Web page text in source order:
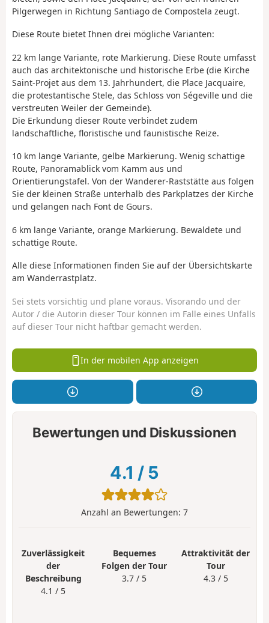
Pilgerwegen in Richtung Santiago de Compostela zeugt.
Diese Route bietet Ihnen drei mögliche Varianten:
22 km lange Variante, rote Markierung. Diese Route umfasst
auch das architektonische und historische Erbe (die Kirche
Saint-Projet aus dem 13. Jahrhundert, die Place Jacquaire,
die protestantische Stele, das Schloss von Ségeville und die
verstreuten Weiler der Gemeinde).
Die Erkundung dieser Route verbindet zudem
landschaftliche, floristische und faunistische Reize.
10 km lange Variante, gelbe Markierung. Wenig schattige
Route, Panoramablick vom Kamm aus und
Orientierungstafel. Von der Wanderer-Raststätte aus folgen
Sie der kleinen Straße unterhalb des Parkplatzes der Kirche
und gelangen nach Font de Gours.
6 km lange Variante, orange Markierung. Bewaldete und
schattige Route.
Alle diese Informationen finden Sie auf der Übersichtskarte
am Wanderrastplatz.
Sei stets vorsichtig und plane voraus. Visorando und der
Autor / die Autorin dieser Tour können im Falle eines Unfalls
auf dieser Tour nicht haftbar gemacht werden.
In der mobilen App anzeigen
Bewertungen und Diskussionen
4.1 / 5
Anzahl an Bewertungen: 7
Zuverlässigkeit
der
Beschreibung
4.1 / 5
Bequemes
Folgen der Tour
3.7 / 5
Attraktivität der
Tour
4.3 / 5